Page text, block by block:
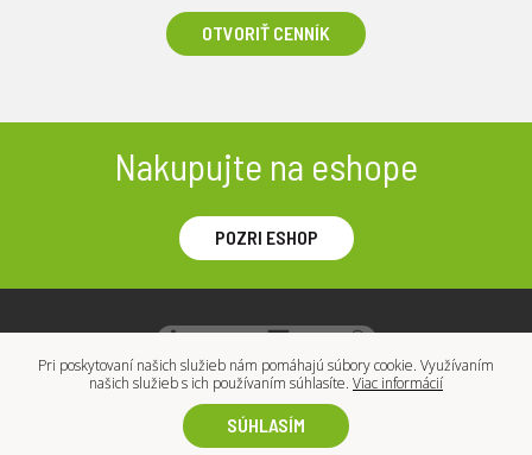
Pri poskytovaní našich služieb nám pomáhajú súbory cookie. Využívaním
našich služieb s ich používaním súhlasíte. Viac informácií
SÚHLASÍM
OTVORIŤ CENNÍK
Nakupujte na eshope
POZRI ESHOP
VyrobiloVizua - creative studio.
2018 © Všetky autorské práva vyhradené